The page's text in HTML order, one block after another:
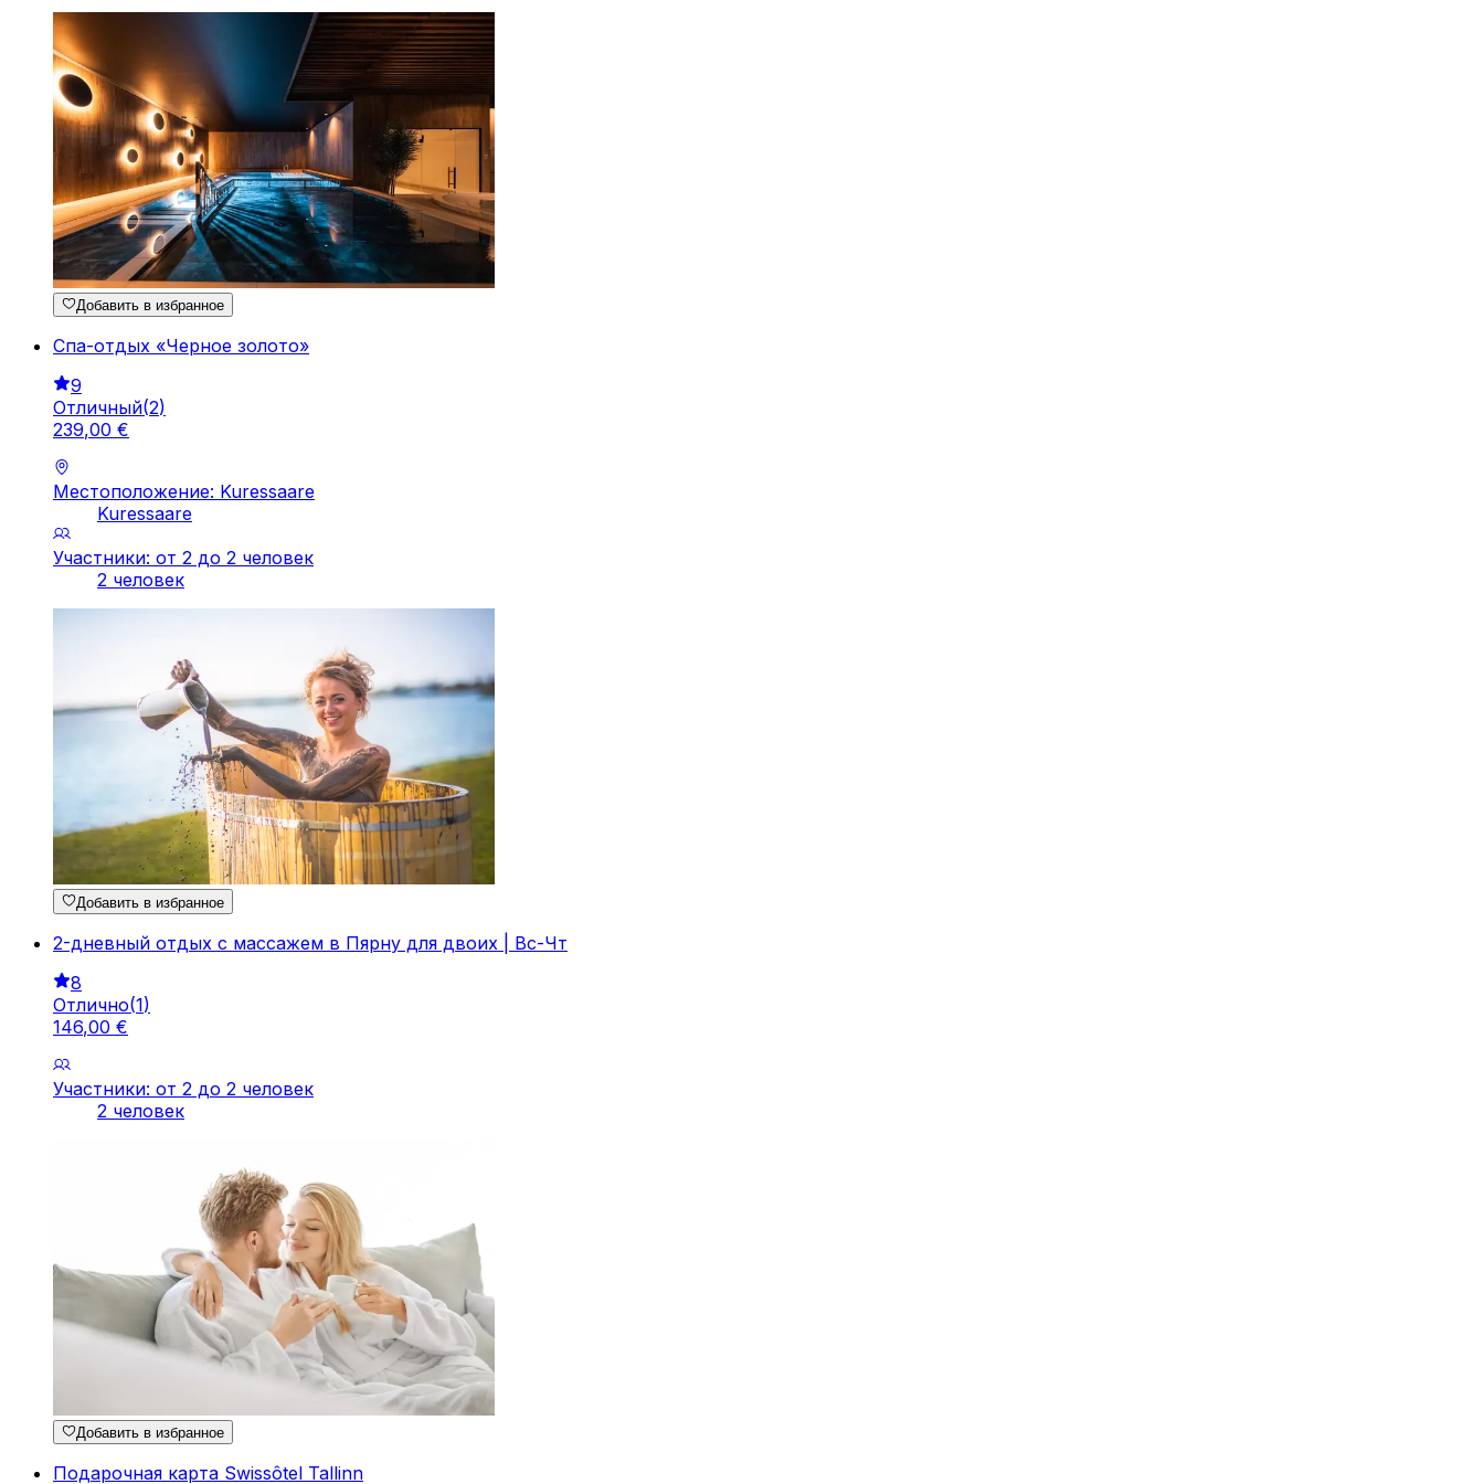
Добавить в избранное
Спа-отдых «Черное золото»
9
Отличный(2)
239,00 €
Местоположение: Kuressaare
Kuressaare
Участники: от 2 до 2 человек
2 человек
Добавить в избранное
2-дневный отдых с массажем в Пярну для двоих | Вс-Чт
8
Отлично(1)
146,00 €
Участники: от 2 до 2 человек
2 человек
Добавить в избранное
Подарочная карта Swissôtel Tallinn